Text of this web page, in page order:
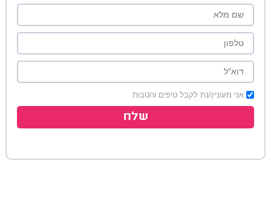
אני מעוניין/נת לקבל טיפים והטבות
שלח